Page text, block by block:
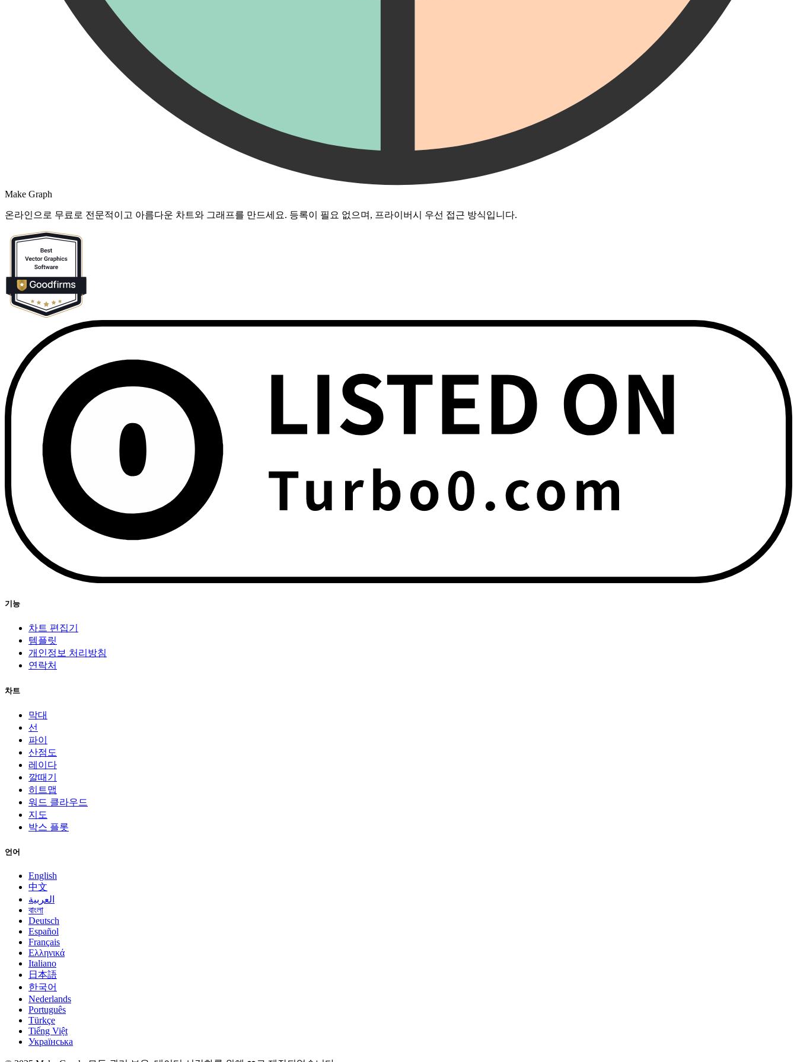
Make Graph
온라인으로 무료로 전문적이고 아름다운 차트와 그래프를 만드세요. 등록이 필요 없으며, 프라이버시 우선 접근 방식입니다.
기능
차트 편집기
템플릿
개인정보 처리방침
연락처
차트
막대
선
파이
산점도
레이다
깔때기
히트맵
워드 클라우드
지도
박스 플롯
언어
English
中文
العربية
বাংলা
Deutsch
Español
Français
Ελληνικά
Italiano
日本語
한국어
Nederlands
Português
Türkçe
Tiếng Việt
Українська